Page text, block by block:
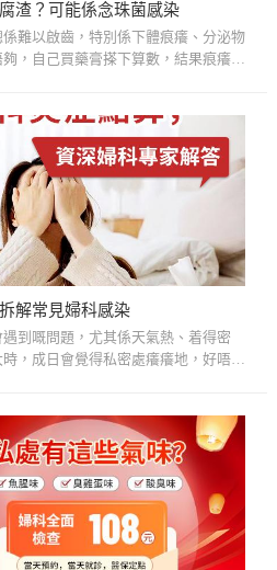
渣？可能係念珠菌感染
難以啟齒，特別係下體痕癢、分泌物
，自己買藥膏搽下算數，結果痕癢反
解常見婦科感染
到嘅問題，尤其係天氣熱、着得密
，成日會覺得私密處癢癢地，好唔舒